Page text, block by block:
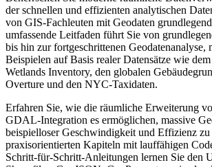
der schnellen und effizienten analytischen
von GIS-Fachleuten mit Geodaten
umfassende Leitfaden führt Sie von
bis hin zur fortgeschrittenen Geodatenanalyse,
Beispielen auf Basis realer Datensätze wie
Wetlands Inventory, den globalen
Overture und den NYC-Taxidaten.
Erfahren Sie, wie die räumliche Erweiterung
GDAL-Integration es ermöglichen, massive
beispielloser Geschwindigkeit und Effizienz
praxisorientierten Kapiteln mit lauffähigen
Schritt-für-Schritt-Anleitungen lernen Sie den